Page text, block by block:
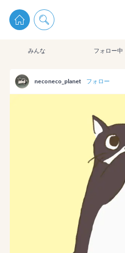
pixiv Sketchは2024年5月28日付で プライ
通知を受け取るにはここ
pixiv Sketchアプリでさ
みんな フォロー中
neconeco_planet フォロー